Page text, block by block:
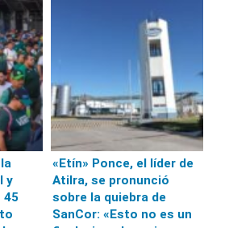
y
45
«Etín» Ponce, el líder de
Atilra, se pronunció
sobre la quiebra de
SanCor: «Esto no es un